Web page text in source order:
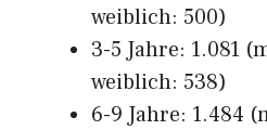
weiblich: 500)
3-5 Jahre: 1.081
weiblich: 538)
6-9 Jahre: 1.484